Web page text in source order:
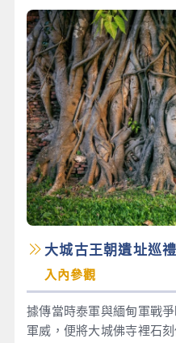
大城古王朝遺址巡
入內參觀
據傳當時泰軍與緬甸軍戰
軍威，便將大城佛寺裡石